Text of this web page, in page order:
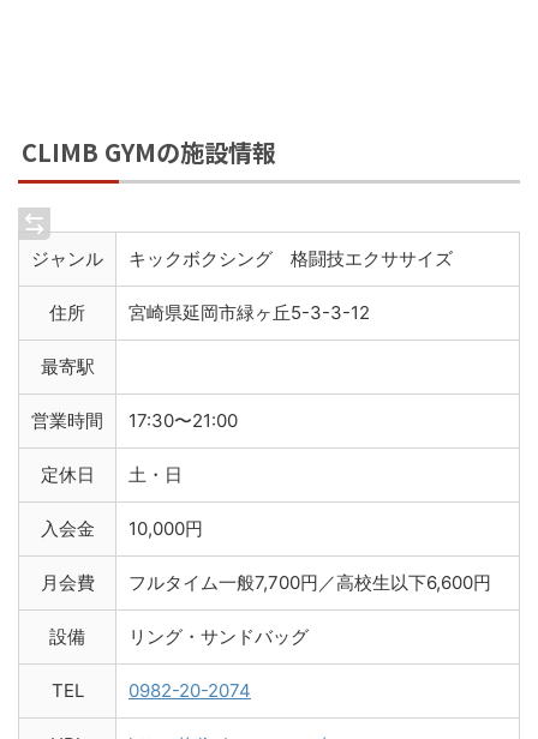
CLIMB GYMの施設情報
ジャンル キックボクシング 格闘技エクササイズ
住所 宮崎県延岡市緑ヶ丘5-3-3-12
最寄駅
営業時間 17:30〜21:00
定休日 土・日
入会金 10,000円
月会費 フルタイム一般7,700円／高校生以下6,600円
設備 リング・サンドバッグ
TEL 0982-20-2074